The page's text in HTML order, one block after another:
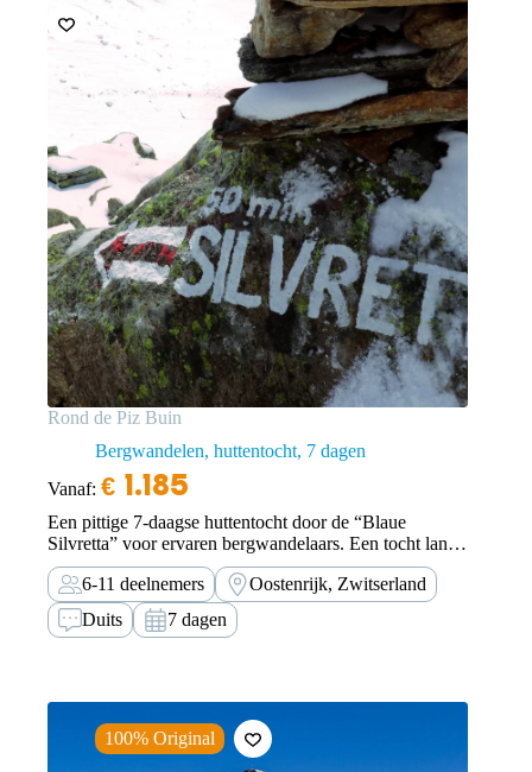
Rond de Piz Buin
Bergwandelen, huttentocht 7 dagen
Vanaf: € 1.185
Een pittige 7-daagse huttentocht door de “Blaue
Silvretta” voor ervaren bergwandelaars. Een tocht langs
indrukwekkende gletsjerlandschappen.
6-11 deelnemers
Oostenrijk, Zwitserland
Duits
7 dagen
100% Original